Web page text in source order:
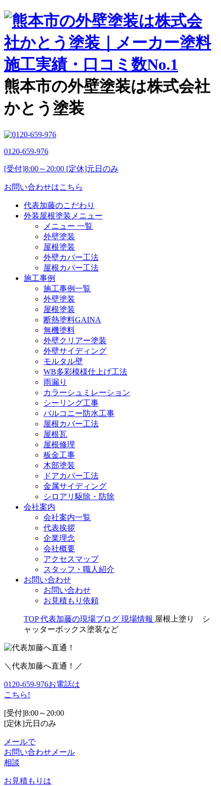
熊本市の外壁塗装は株式会社
かとう塗装
0120-659-976
[受付]8:00～20:00 [定休]元日のみ
お問い合わせはこちら
代表加藤のこだわり
外装屋根塗装メニュー
メニュー 一覧
外壁塗装
屋根塗装
外壁カバー工法
屋根カバー工法
施工事例
施工事例一覧
外壁塗装
屋根塗装
断熱塗料GAINA
無機塗料
外壁クリアー塗装
外壁サイディング
モルタル壁
WB多彩模様仕上げ工法
雨漏り
カラーシュミレーション
シーリング工事
バルコニー防水工事
屋根カバー工法
屋根瓦
屋根修理
板金工事
木部塗装
ドアカバー工法
金属サイディング
シロアリ駆除・防除
会社案内
会社案内一覧
代表挨拶
企業理念
会社概要
アクセスマップ
スタッフ・職人紹介
お問い合わせ
お問い合わせ
お見積もり依頼
TOP 代表加藤の現場ブログ 現場情報 屋根上塗り シ
ャッターボックス塗装など
＼代表加藤へ直通！／
0120-659-976お電話は
こちら!
[受付]8:00～20:00
[定休]元日のみ
メールで
お問い合わせ メール
相談
お見積もりは